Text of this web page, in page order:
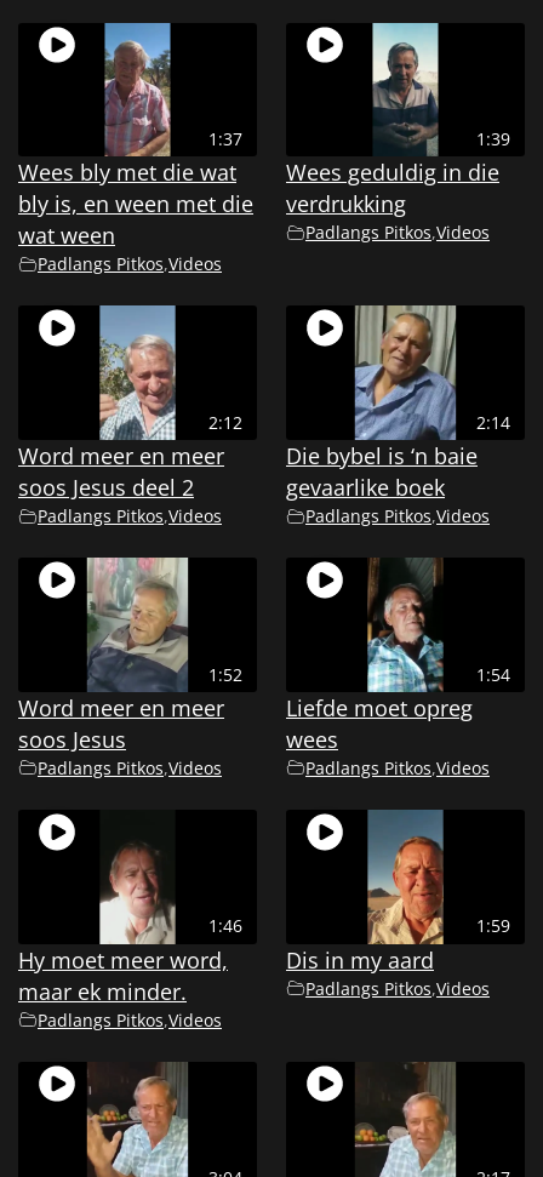
1:37
Wees bly met die wat
bly is, en ween met die
wat ween
Padlangs Pitkos,Videos
1:39
Wees geduldig in die
verdrukking
Padlangs Pitkos,Videos
2:12
Word meer en meer
soos Jesus deel 2
Padlangs Pitkos,Videos
2:14
Die bybel is ‘n baie
gevaarlike boek
Padlangs Pitkos,Videos
1:52
Word meer en meer
soos Jesus
Padlangs Pitkos,Videos
1:54
Liefde moet opreg
wees
Padlangs Pitkos,Videos
1:46
Hy moet meer word,
maar ek minder.
Padlangs Pitkos,Videos
1:59
Dis in my aard
Padlangs Pitkos,Videos